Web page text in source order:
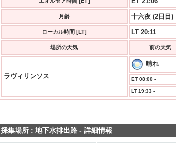
月齢 十六夜 (2日目)
ローカル時間 [LT] LT 20:11
場所の天気 前の天気
ラヴィリンソス
晴れ
ET 08:00 -
LT 19:33 -
採集場所 : 地下水排出路 - 詳細情報